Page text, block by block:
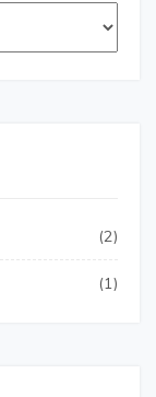
(2)
(1)